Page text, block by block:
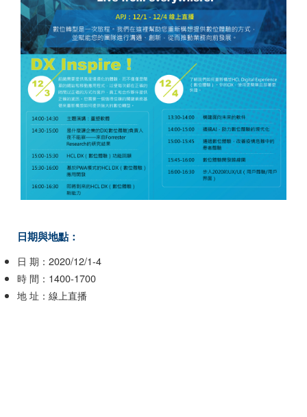
日期與地點：
日 期：2020/12/1-4
時 間：1400-1700
地 址：線上直播